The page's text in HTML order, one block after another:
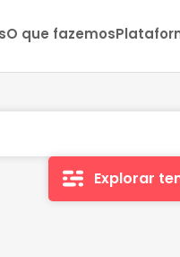
O que fazemos
Explorar